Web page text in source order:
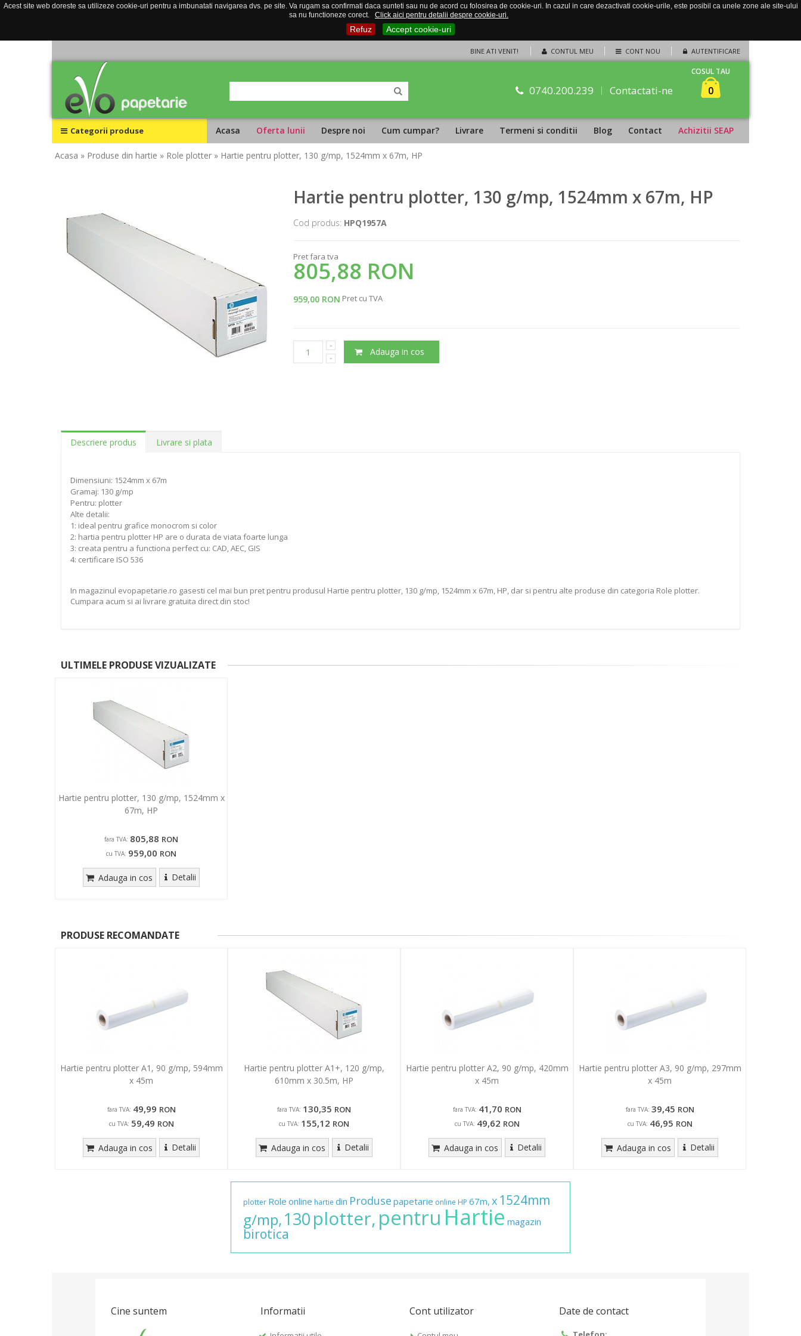
Acest site web doreste sa utilizeze cookie-uri pentru a imbunatati navigarea dvs. pe site. Va rugam sa confirmati daca sunteti sau nu de acord cu folosirea de cookie-uri. In cazul in care dezactivati cookie-urile, este posibil ca unele zone ale site-ului
sa nu functioneze corect.
Click aici pentru detalii despre cookie-uri.
Refuz Accept cookie-uri
CONTUL MEU CONT NOU AUTENTIFICARE
BINE ATI VENIT!
0740.200.239 Contactati-ne
COSUL TAU
0
Categorii produse Acasa Oferta lunii Despre noi Cum cumpar? Livrare Termeni si conditii Blog Contact Achizitii SEAP
Acasa » Produse din hartie » Role plotter » Hartie pentru plotter, 130 g/mp, 1524mm x 67m, HP
Hartie pentru plotter, 130 g/mp, 1524mm x 67m, HP
Cod produs: HPQ1957A
Pret fara tva
805,88 RON
959,00 RON Pret cu TVA
Adauga in cos
Descriere produs Livrare si plata
Dimensiuni: 1524mm x 67m
Gramaj: 130 g/mp
Pentru: plotter
Alte detalii:
1: ideal pentru grafice monocrom si color
2: hartia pentru plotter HP are o durata de viata foarte lunga
3: creata pentru a functiona perfect cu: CAD, AEC, GIS
4: certificare ISO 536
In magazinul evopapetarie.ro gasesti cel mai bun pret pentru produsul Hartie pentru plotter, 130 g/mp, 1524mm x 67m, HP, dar si pentru alte produse din categoria Role plotter.
Cumpara acum si ai livrare gratuita direct din stoc!
ULTIMELE PRODUSE VIZUALIZATE
Hartie pentru plotter, 130 g/mp, 1524mm x
67m, HP
fara TVA: 805,88 RON
cu TVA: 959,00 RON
Adauga in cos Detalii
PRODUSE RECOMANDATE
Hartie pentru plotter A1, 90 g/mp, 594mm
x 45m
fara TVA: 49,99 RON
cu TVA: 59,49 RON
Adauga in cos Detalii
Hartie pentru plotter A1+, 120 g/mp,
610mm x 30.5m, HP
fara TVA: 130,35 RON
cu TVA: 155,12 RON
Adauga in cos Detalii
Hartie pentru plotter A2, 90 g/mp, 420mm
x 45m
fara TVA: 41,70 RON
cu TVA: 49,62 RON
Adauga in cos Detalii
Hartie pentru plotter A3, 90 g/mp, 297mm
x 45m
fara TVA: 39,45 RON
cu TVA: 46,95 RON
Adauga in cos Detalii
plotter Role online hartie din Produse papetarie online HP 67m, x 1524mm
g/mp,130plotter,pentru Hartie magazin
birotica
Cine suntem Informatii Cont utilizator Date de contact